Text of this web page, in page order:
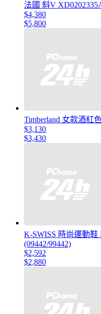
法國 斜V
$4,380
$5,800
Timberland 女款酒紅
$3,130
$3,430
K-SWISS 時尚運動
(09442/99442)
$2,592
$2,880